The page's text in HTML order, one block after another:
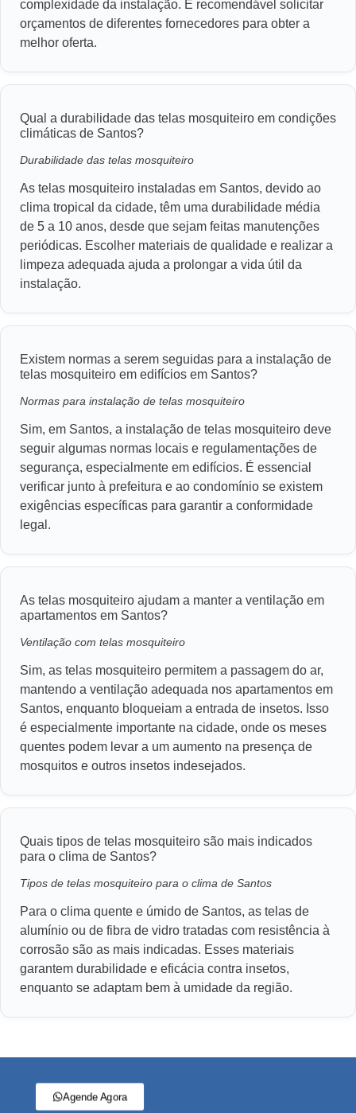
complexidade da instalação. É recomendável solicitar
orçamentos de diferentes fornecedores para obter a
melhor oferta.
Qual a durabilidade das telas mosquiteiro em condições
climáticas de Santos?
Durabilidade das telas mosquiteiro
As telas mosquiteiro instaladas em Santos, devido ao
clima tropical da cidade, têm uma durabilidade média
de 5 a 10 anos, desde que sejam feitas manutenções
periódicas. Escolher materiais de qualidade e realizar a
limpeza adequada ajuda a prolongar a vida útil da
instalação.
Existem normas a serem seguidas para a instalação de
telas mosquiteiro em edifícios em Santos?
Normas para instalação de telas mosquiteiro
Sim, em Santos, a instalação de telas mosquiteiro deve
seguir algumas normas locais e regulamentações de
segurança, especialmente em edifícios. É essencial
verificar junto à prefeitura e ao condomínio se existem
exigências específicas para garantir a conformidade
legal.
As telas mosquiteiro ajudam a manter a ventilação em
apartamentos em Santos?
Ventilação com telas mosquiteiro
Sim, as telas mosquiteiro permitem a passagem do ar,
mantendo a ventilação adequada nos apartamentos em
Santos, enquanto bloqueiam a entrada de insetos. Isso
é especialmente importante na cidade, onde os meses
quentes podem levar a um aumento na presença de
mosquitos e outros insetos indesejados.
Quais tipos de telas mosquiteiro são mais indicados
para o clima de Santos?
Tipos de telas mosquiteiro para o clima de Santos
Para o clima quente e úmido de Santos, as telas de
alumínio ou de fibra de vidro tratadas com resistência à
corrosão são as mais indicadas. Esses materiais
garantem durabilidade e eficácia contra insetos,
enquanto se adaptam bem à umidade da região.
Agende Agora